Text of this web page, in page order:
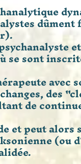
dûment
sont
avec
des
de
et peut alors
(ou